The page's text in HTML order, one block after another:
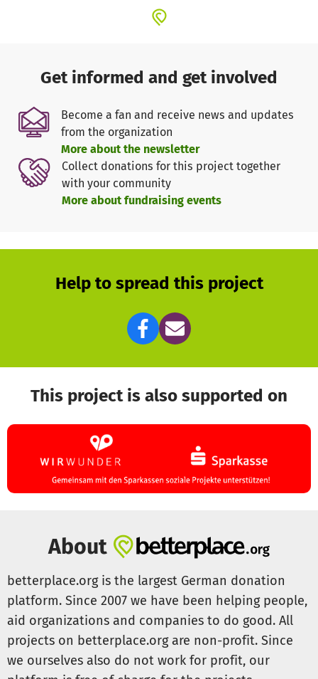
Sprungerfahrungen
Plyo-Matten zur gezielten Entwicklung der Sprungkraft
weitere Materialien für vielseitige und spielerische
Sprungübungen
Diese Ausstattung hilft uns:
alle Kinder individuell zu fördern– unabhängig von
mehr Abwechslung, Motivation und Freude ins Training
So schaffen wir ein Umfeld, in dem jedes Kind seine
Stärken entdecken kann – und in dem aus kleinen
noch mehr Kinder diese besonderen „Fliegen-Momente“
Get informed and get involved
Become a fan and receive news and updates
from the organization
More about the newsletter
Collect donations for this project together
with your community
More about fundraising events
Help to spread this project
This project is also supported on
About
betterplace.org is the largest German donation
platform. Since 2007 we have been helping people,
aid organizations and companies to do good. All
projects on betterplace.org are non-profit. Since
we ourselves also do not work for profit, our